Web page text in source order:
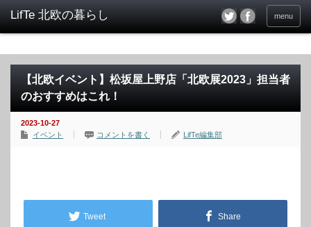
menu
【北欧イベント】松坂屋上野店「北欧展2023」担当者
のおすすめはこれ！
2023-10-27
イベント
コメントを書く LifTe編集部
Tweet Share